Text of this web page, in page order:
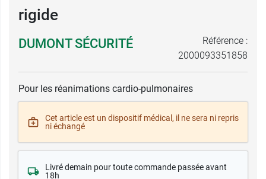
rigide
DUMONT SÉCURITÉ
Référence :
2000093351858
Pour les réanimations cardio-pulmonaires
Cet article est un dispositif médical, il ne sera ni repris
ni échangé
Livré demain pour toute commande passée avant
18h